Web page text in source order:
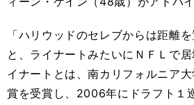
「ハリウッドのセレブからは距離
と、ライナートみたいにＮＦＬで
イナートとは、南カリフォルニア
賞を受賞し、2006年にドラフト１